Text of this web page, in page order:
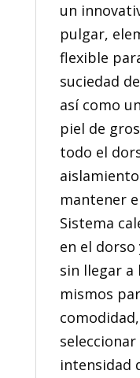
un
pulgar,
flexible
suciedad
así como
piel de
todo el
mantener
Sistema
en el dorso
sin llegar a
mismos
seleccionar
intensidad